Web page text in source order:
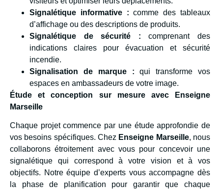
Signalétique informative : comme des tableaux
d’affichage ou des descriptions de produits.
Signalétique de sécurité : comprenant des
indications claires pour évacuation et sécurité
incendie.
Signalisation de marque : qui transforme vos
espaces en ambassadeurs de votre image.
Étude et conception sur mesure avec Enseigne
Marseille
Chaque projet commence par une étude approfondie de
vos besoins spécifiques. Chez Enseigne Marseille, nous
collaborons étroitement avec vous pour concevoir une
signalétique qui correspond à votre vision et à vos
objectifs. Notre équipe d’experts vous accompagne dès
la phase de planification pour garantir que chaque